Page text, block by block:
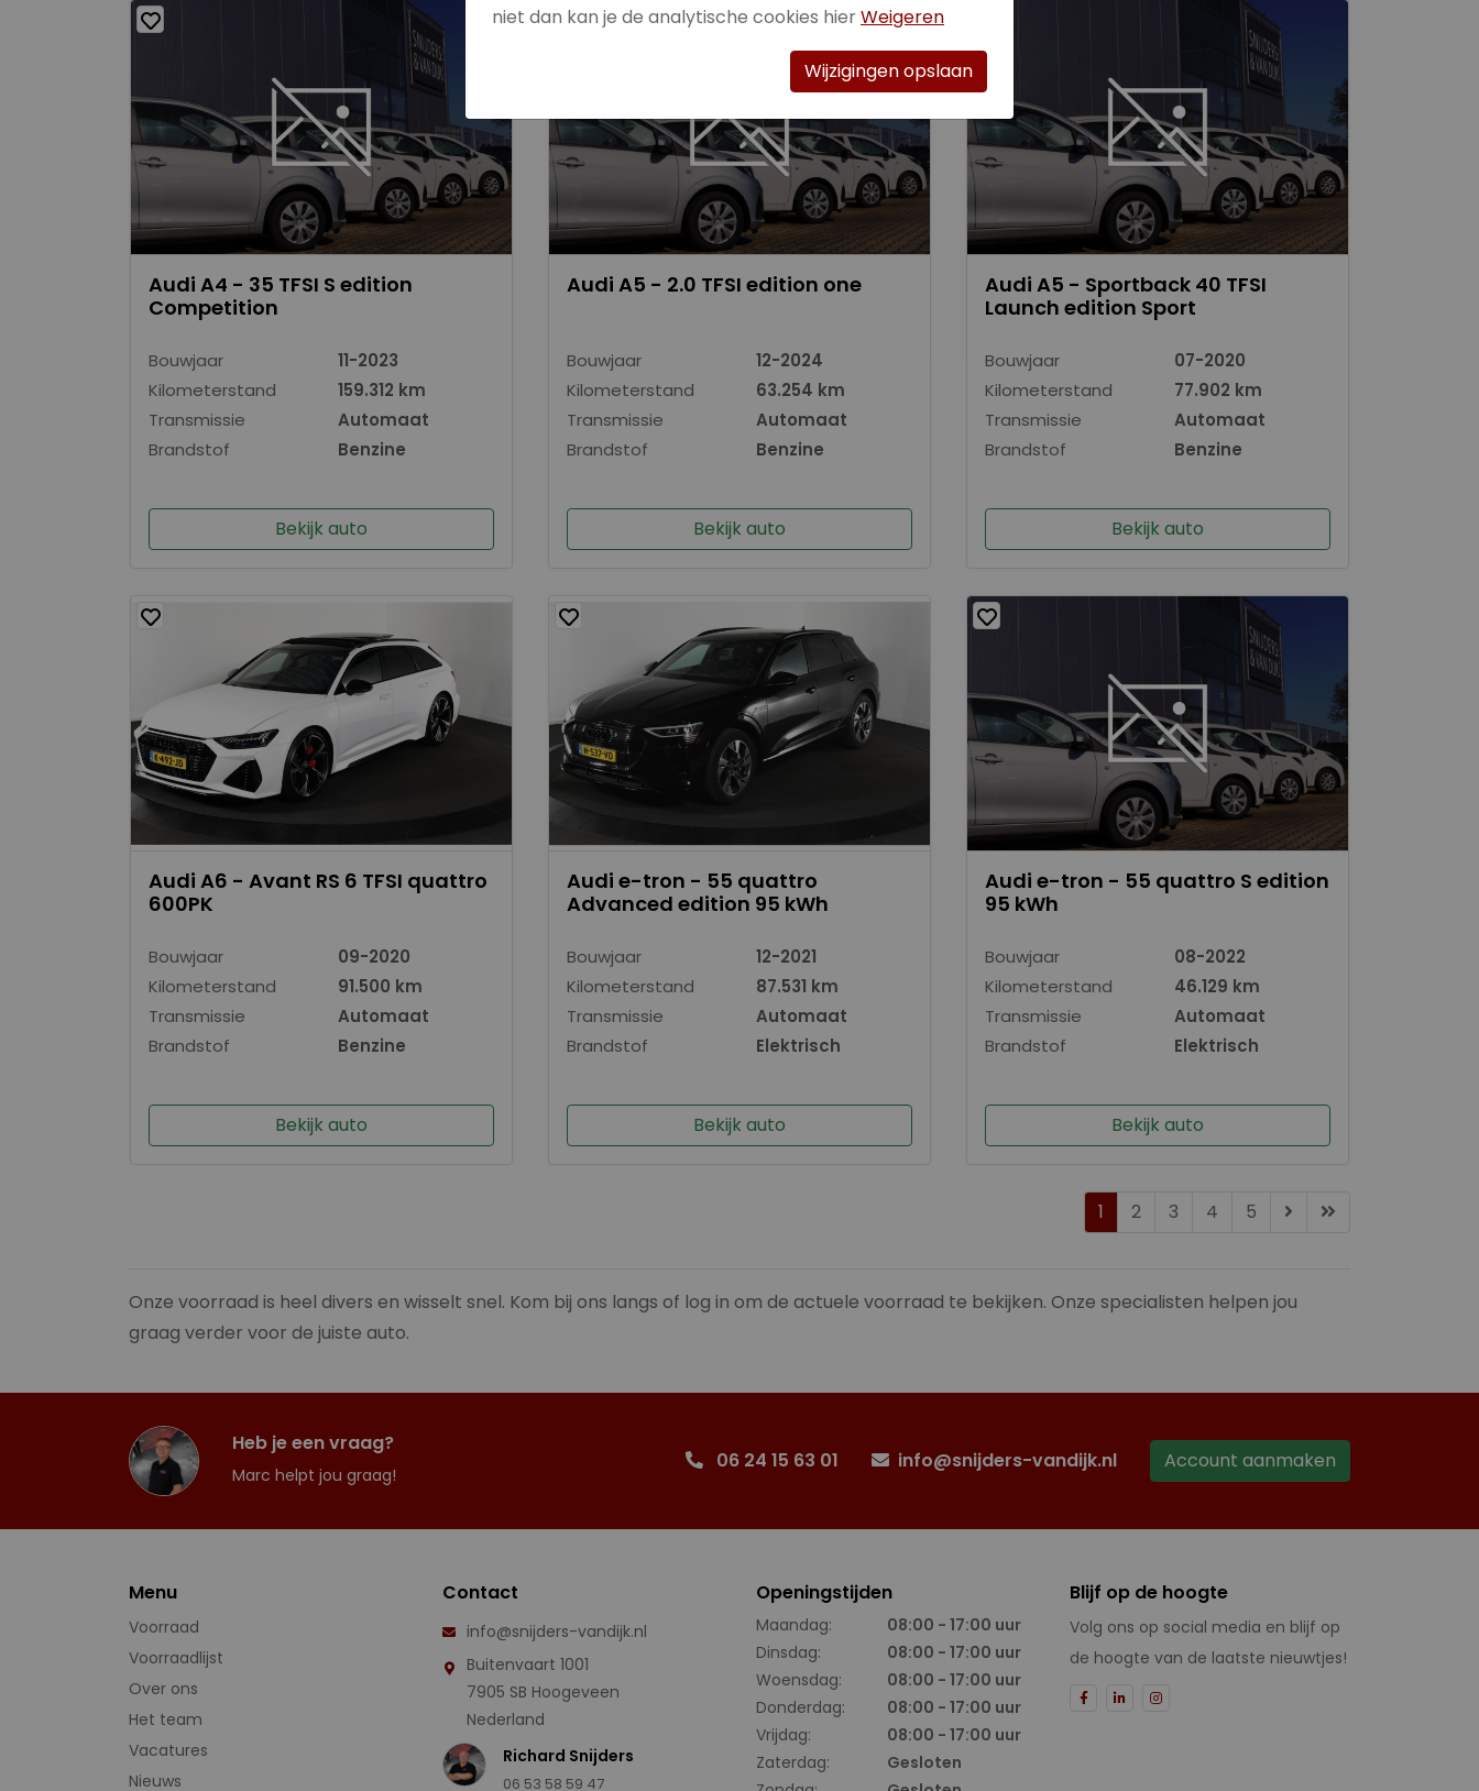
Audi A4 - 35 TFSI S edition
Competition
Bouwjaar
11-2023
Kilometerstand
159.312 km
Transmissie
Automaat
Brandstof
Benzine
Bekijk auto
Audi A5 - 2.0 TFSI edition one
Bouwjaar
12-2024
Kilometerstand
63.254 km
Transmissie
Automaat
Brandstof
Benzine
Bekijk auto
Audi A5 - Sportback 40 TFSI
Launch edition Sport
Bouwjaar
07-2020
Kilometerstand
77.902 km
Transmissie
Automaat
Brandstof
Benzine
Bekijk auto
Audi A6 - Avant RS 6 TFSI quattro
600PK
Bouwjaar
09-2020
Kilometerstand
91.500 km
Transmissie
Automaat
Brandstof
Benzine
Bekijk auto
Audi e-tron - 55 quattro
Advanced edition 95 kWh
Bouwjaar
12-2021
Kilometerstand
87.531 km
Transmissie
Automaat
Brandstof
Elektrisch
Bekijk auto
Audi e-tron - 55 quattro S edition
95 kWh
Bouwjaar
08-2022
Kilometerstand
46.129 km
Transmissie
Automaat
Brandstof
Elektrisch
Bekijk auto
1 2 3 4 5
Onze voorraad is heel divers en wisselt snel. Kom bij ons langs of log in om de actuele voorraad te bekijken. Onze specialisten helpen jou
graag verder voor de juiste auto.
Heb je een vraag?
Marc helpt jou graag!
06 24 15 63 01 info@snijders-vandijk.nl Account aanmaken
Menu
Voorraad
Voorraadlijst
Over ons
Het team
Vacatures
Nieuws
Contact
info@snijders-vandijk.nl
Buitenvaart 1001
7905 SB Hoogeveen
Nederland
Richard Snijders
06 53 58 59 47
Openingstijden
Maandag:
08:00 - 17:00 uur
Dinsdag:
08:00 - 17:00 uur
Woensdag:
08:00 - 17:00 uur
Donderdag:
08:00 - 17:00 uur
Vrijdag:
08:00 - 17:00 uur
Zaterdag:
Gesloten
Blijf op de hoogte
Volg ons op social media en blijf op
de hoogte van de laatste nieuwtjes!
niet dan kan je de analytische cookies hierWeigeren
Wijzigingen opslaan